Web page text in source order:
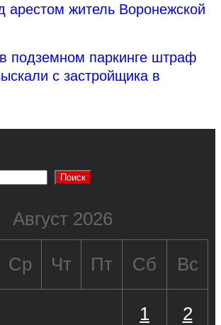
арестом житель Воронежской
подземном паркинге штраф
с застройщика в
Поиск
Август 2026
Ср Чт Пт Сб Вс
1 2